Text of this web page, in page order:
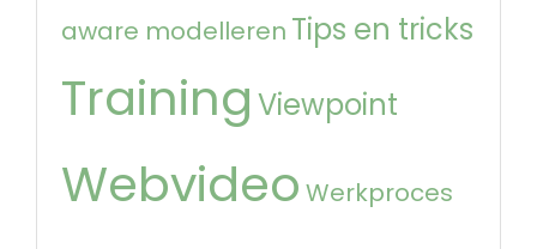
aware modelleren Tips en tricks
Training Viewpoint
Webvideo Werkproces